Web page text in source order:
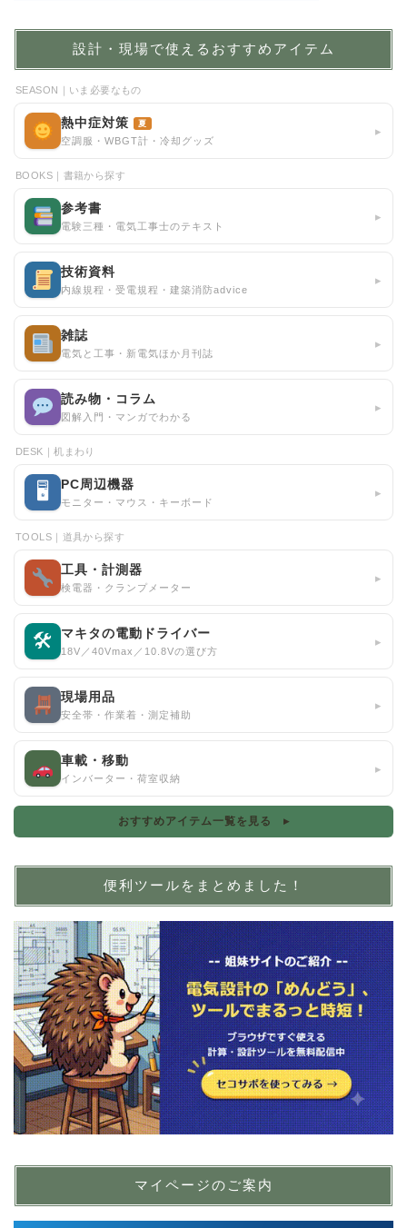
設計・現場で使えるおすすめアイテム
SEASON｜いま必要なもの
熱中症対策 夏
空調服・WBGT計・冷却グッズ
▸
BOOKS｜書籍から探す
参考書
電験三種・電気工事士のテキスト
▸
技術資料
内線規程・受電規程・建築消防advice
▸
雑誌
電気と工事・新電気ほか月刊誌
▸
読み物・コラム
図解入門・マンガでわかる
▸
DESK｜机まわり
🖥 PC周辺機器
モニター・マウス・キーボード
▸
TOOLS｜道具から探す
工具・計測器
検電器・クランプメーター
▸
🛠 マキタの電動ドライバー
18V／40Vmax／10.8Vの選び方
▸
現場用品
安全帯・作業着・測定補助
▸
車載・移動
インバーター・荷室収納
▸
おすすめアイテム一覧を見る ▸
便利ツールをまとめました！
マイページのご案内